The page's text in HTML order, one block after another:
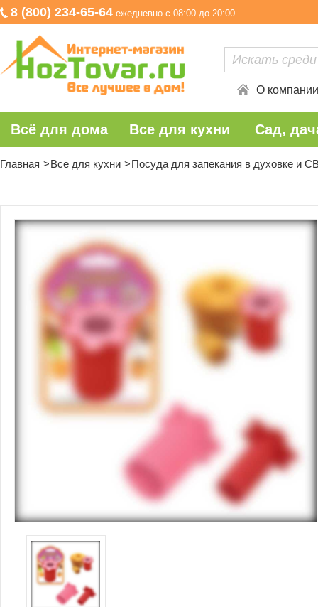
8 (800) 234-65-64 ежедневно с 08:00 до 20:00
О компании
Всё для дома Все для кухни Сад,
Главная Все для кухни Посуда для запекания в духовке и